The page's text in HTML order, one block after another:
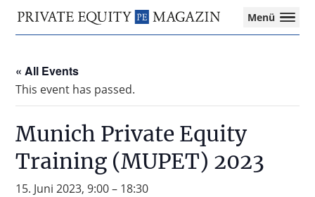
springen
springen
Private
Equity
Das
für
die
Private
Equity-
Branche
–
Investment
Funds
I
Menü
« All Events
This event has passed.
Munich Private Equity
Training (MUPET) 2023
15. Juni 2023, 9:00– 18:30